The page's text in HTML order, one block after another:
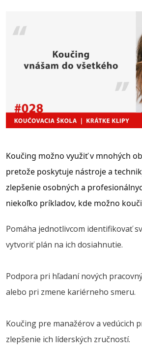
Koučing možno využiť v mnohých
pretože poskytuje nástroje a
zlepšenie osobných a
niekoľko príkladov, kde možno
Pomáha jednotlivcom identifikovať
vytvoriť plán na ich dosiahnutie.
Podpora pri hľadaní nových
alebo pri zmene kariérneho smeru.
Koučing pre manažérov a vedúcich
zlepšenie ich líderských zručností.